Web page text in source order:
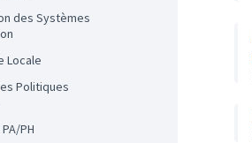
Locale
PH